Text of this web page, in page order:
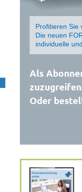
Profitieren Sie
Die neuen
individuelle
Als
Oder